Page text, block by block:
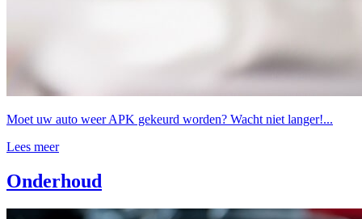
Moet uw auto weer APK gekeurd worden? Wacht niet langer!...
Lees meer
Onderhoud